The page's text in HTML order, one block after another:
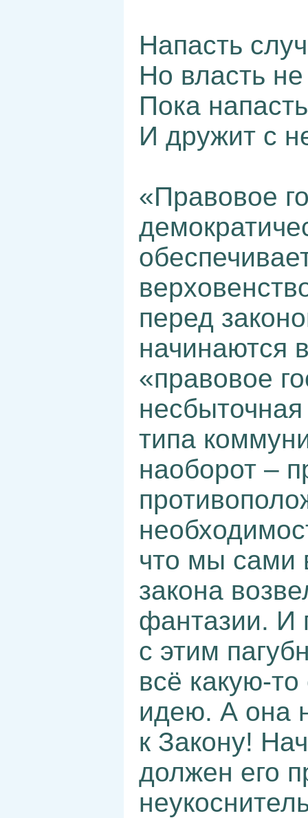
Напасть
Но власть
Пока
И дружит с
«Правовое
перед
начинаются
«правовое
типа
наоборот –
что мы сами
закона
фантазии. И
с этим
всё какую-
идею. А она
к Закону!
должен его